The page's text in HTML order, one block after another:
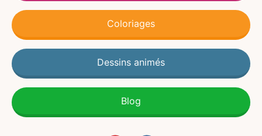
Coloriages
Dessins animés
Blog